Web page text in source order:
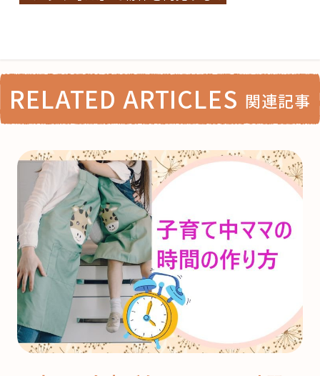
RELATED ARTICLES 関連記事